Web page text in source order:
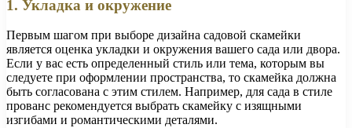
1. Укладка и окружение
Первым шагом при выборе дизайна садовой скамейки
является оценка укладки и окружения вашего сада или двора.
Если у вас есть определенный стиль или тема, которым вы
следуете при оформлении пространства, то скамейка должна
быть согласована с этим стилем. Например, для сада в стиле
прованс рекомендуется выбрать скамейку с изящными
изгибами и романтическими деталями.